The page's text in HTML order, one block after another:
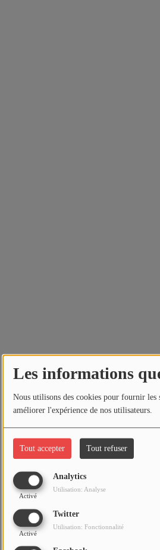
Les informations
Nous utilisons des cookies pour fournir les
améliorer l'expérience de nos utilisateurs.
Tout accepter Tout refuser
Analytics
Activé
Utilisation: Analyse
Twitter
Activé
Utilisation: Fonctionnalité